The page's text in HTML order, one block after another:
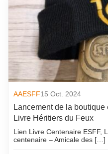
AAESFF15 Oct. 2024
Lancement de la
Livre Héritiers du Feux
Lien Livre Centenaire ESFF,
centenaire – Amicale des […]